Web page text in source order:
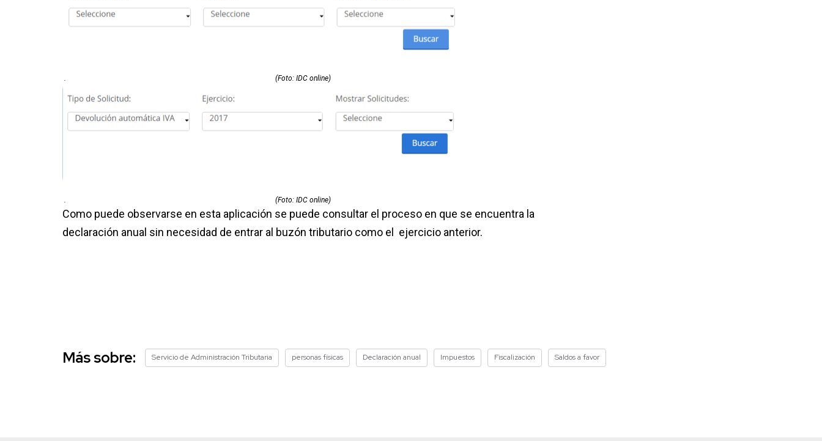
. (Foto: IDC online)
. (Foto: IDC online)
Como puede observarse en esta aplicación se puede consultar el proceso en que se encuentra la
declaración anual sin necesidad de entrar al buzón tributario como el ejercicio anterior.
Más sobre: Servicio de Administración Tributaria personas físicas Declaración anual Impuestos Fiscalización Saldos a favor